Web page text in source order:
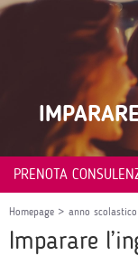
PRENOTA
Homepage > anno
Imparare